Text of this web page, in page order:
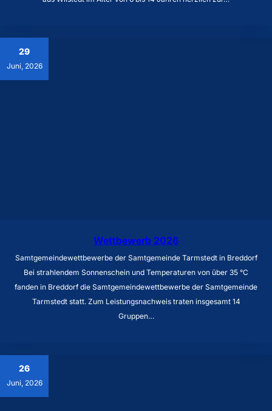
29
Juni, 2026
Wettbewerb 2026
Samtgemeindewettbewerbe der Samtgemeinde Tarmstedt in Breddorf
Bei strahlendem Sonnenschein und Temperaturen von über 35 °C
fanden in Breddorf die Samtgemeindewettbewerbe der Samtgemeinde
Tarmstedt statt. Zum Leistungsnachweis traten insgesamt 14
Gruppen…
26
Juni, 2026